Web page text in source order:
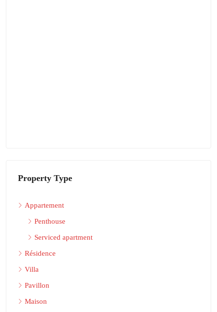
Property Type
Appartement
Penthouse
Serviced apartment
Résidence
Villa
Pavillon
Maison